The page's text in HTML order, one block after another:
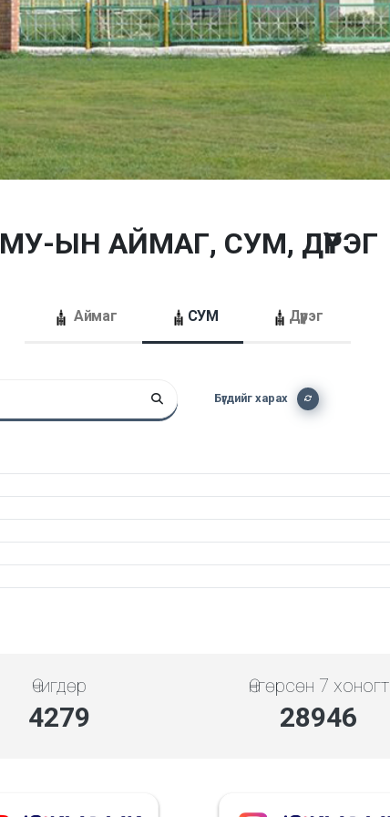
МУ-ЫН АЙМАГ, СУМ, ДҮҮРЭГ
Аймаг СУМ Дүүрэг
Бүгдийг харах
Өчигдөр
4279
Өнгөрсөн 7 хоногт
28946